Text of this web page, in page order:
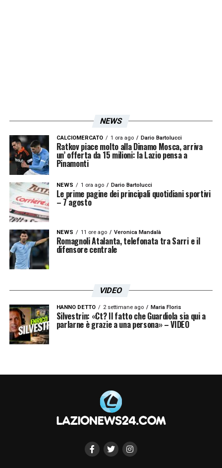
vari obiettivi del campionato».
Iscriviti gratis alla nostra
Newsletter
Accetto laPrivacy Policy
LA PLAYLIST DELLE NOSTRE TOP NEWS
NEWS
CALCIOMERCATO 1 ora ago Dario Bartolucci
Ratkov piace molto alla Dinamo Mosca, arriva
un’ offerta da 15 milioni: la Lazio pensa a
Pinamonti
NEWS 1 ora ago Dario Bartolucci
Le prime pagine dei principali quotidiani sportivi
– 7 agosto
NEWS 11 ore ago Veronica Mandalà
Romagnoli Atalanta, telefonata tra Sarri e il
difensore centrale
VIDEO
HANNO DETTO 2 settimane ago Maria Floris
Silvestrin: «Ct? Il fatto che Guardiola sia qui a
parlarne è grazie a una persona» – VIDEO